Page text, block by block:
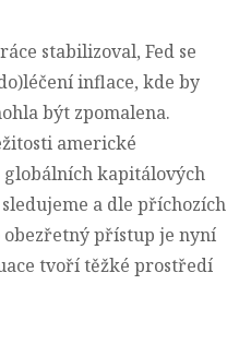
stabilizoval, Fed se
inflace, kde by
být zpomalena.
americké
kapitálových
a dle příchozích
obezřetný přístup je nyní
tvoří těžké prostředí